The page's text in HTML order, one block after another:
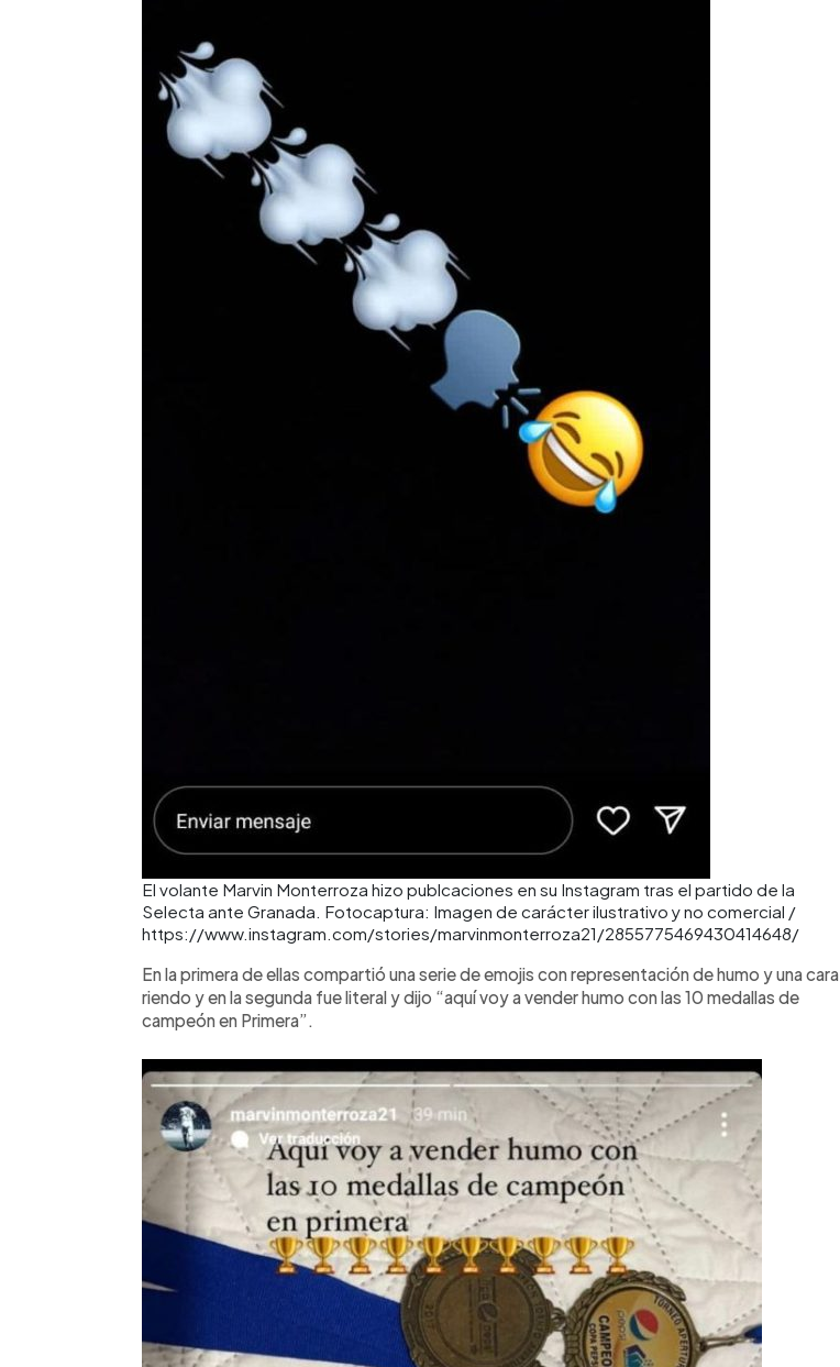
El volante Marvin Monterroza hizo publcaciones en su Instagram tras el partido de la
Selecta ante Granada. Fotocaptura: Imagen de carácter ilustrativo y no comercial /
https://www.instagram.com/stories/marvinmonterroza21/2855775469430414648/
En la primera de ellas compartió una serie de emojis con representación de humo y una cara
riendo y en la segunda fue literal y dijo “aquí voy a vender humo con las 10 medallas de
campeón en Primera”.